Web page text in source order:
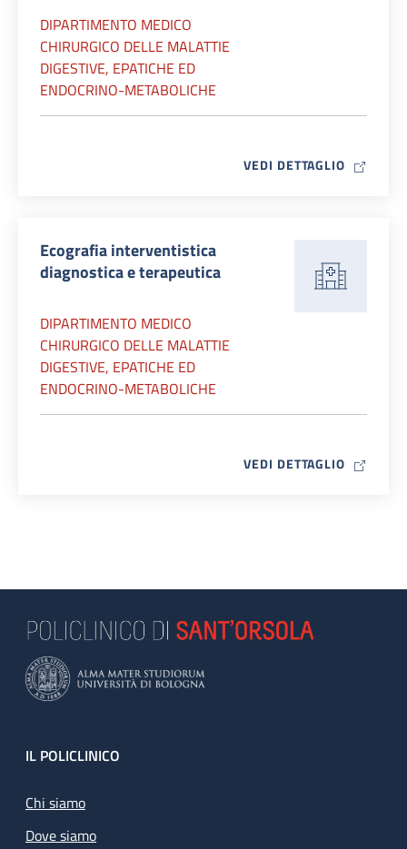
DIPARTIMENTO MEDICO
CHIRURGICO DELLE MALATTIE
DIGESTIVE, EPATICHE ED
ENDOCRINO-METABOLICHE
VEDI DETTAGLIO MAP ICON
Ecografia interventistica
diagnostica e terapeutica
DIPARTIMENTO MEDICO
CHIRURGICO DELLE MALATTIE
DIGESTIVE, EPATICHE ED
ENDOCRINO-METABOLICHE
VEDI DETTAGLIO MAP ICON
Footer
IL POLICLINICO
Chi siamo
Dove siamo